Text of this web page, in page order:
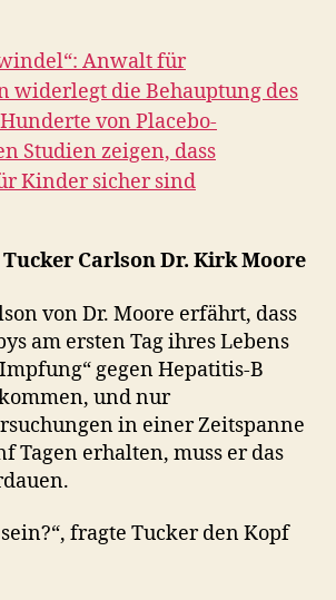
Anwalt für
widerlegt die Behauptung des
von Placebo-
Studien zeigen, dass
Kinder sicher sind
Carlson Dr. Kirk Moore
von Dr. Moore erfährt, dass
am ersten Tag ihres Lebens
gegen Hepatitis-B
und nur
in einer Zeitspanne
Tagen erhalten, muss er das
fragte Tucker den Kopf